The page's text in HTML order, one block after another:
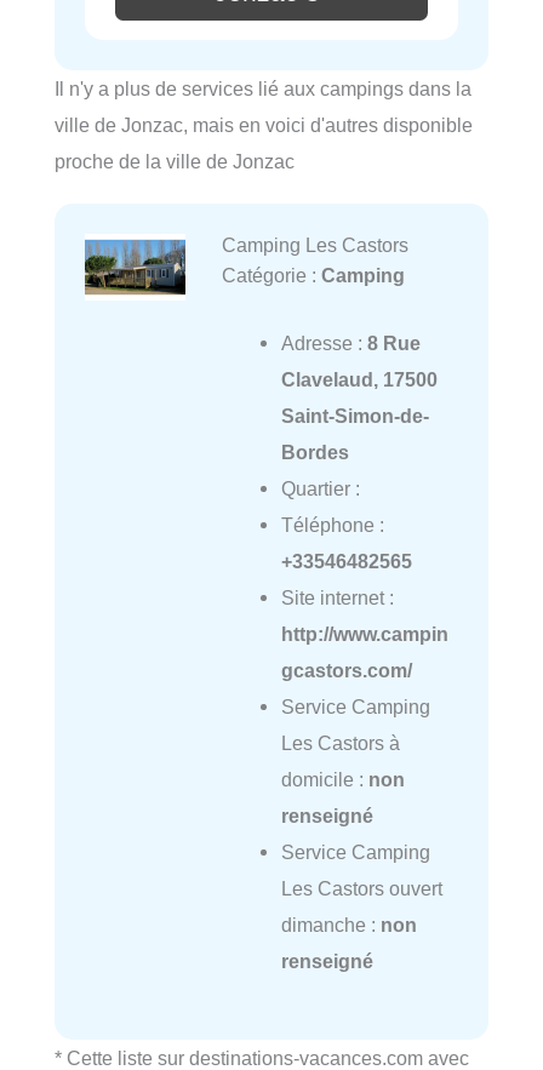
Il n'y a plus de services lié aux campings dans la
ville de Jonzac, mais en voici d'autres disponible
proche de la ville de Jonzac
Camping Les Castors
Catégorie : Camping
Adresse : 8 Rue
Clavelaud, 17500
Saint-Simon-de-
Bordes
Quartier :
Téléphone :
+33546482565
Site internet :
http://www.campin
gcastors.com/
Service Camping
Les Castors à
domicile : non
renseigné
Service Camping
Les Castors ouvert
dimanche : non
renseigné
* Cette liste sur destinations-vacances.com avec